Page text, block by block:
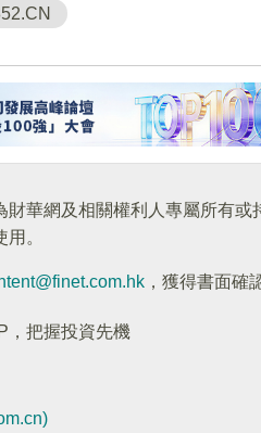
華網及相關權利人專屬所有或
。
，獲得書面確
，把握投資先機